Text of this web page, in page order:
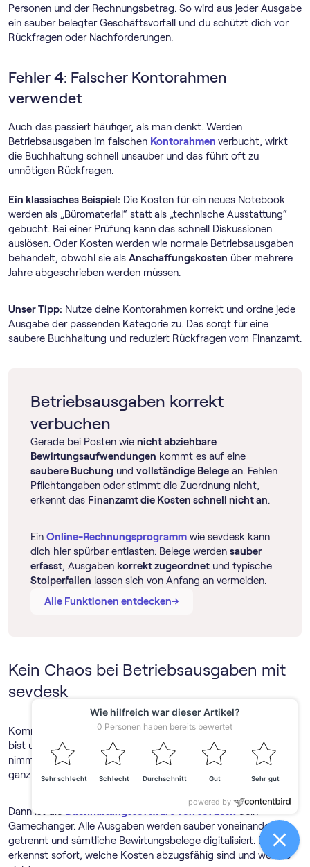
Personen und der Rechnungsbetrag. So wird aus jeder Ausgabe
ein sauber belegter Geschäftsvorfall und du schützt dich vor
Rückfragen oder Nachforderungen.
Fehler 4: Falscher Kontorahmen
verwendet
Auch das passiert häufiger, als man denkt. Werden
Betriebsausgaben im falschen Kontorahmen verbucht, wirkt
die Buchhaltung schnell unsauber und das führt oft zu
unnötigen Rückfragen.
Ein klassisches Beispiel: Die Kosten für ein neues Notebook
werden als „Büromaterial“ statt als „technische Ausstattung“
gebucht. Bei einer Prüfung kann das schnell Diskussionen
auslösen. Oder Kosten werden wie normale Betriebsausgaben
behandelt, obwohl sie als Anschaffungskosten über mehrere
Jahre abgeschrieben werden müssen.
Unser Tipp: Nutze deine Kontorahmen korrekt und ordne jede
Ausgabe der passenden Kategorie zu. Das sorgt für eine
saubere Buchhaltung und reduziert Rückfragen vom Finanzamt.
Betriebsausgaben korrekt
verbuchen
Gerade bei Posten wie nicht abziehbare
Bewirtungsaufwendungen kommt es auf eine
saubere Buchung und vollständige Belege an. Fehlen
Pflichtangaben oder stimmt die Zuordnung nicht,
erkennt das Finanzamt die Kosten schnell nicht an.
Ein Online-Rechnungs­programm wie sevdesk kann
dich hier spürbar entlasten: Belege werden sauber
erfasst, Ausgaben korrekt zugeordnet und typische
Stolperfallen lassen sich von Anfang an vermeiden.
Alle Funktionen entdecken→
→
Kein Chaos bei Betriebsausgaben mit
sevdesk
Kommt dir das bekannt vor: Du sitzt vor deinen Belegen und
bist unsicher, was abzugsfähig ist und was nicht. Die Ablage
nimmt kein Ende und du müsstest dich eigentlich um etwas
ganz anderes kümmern.
Dann ist die Buch­haltungs­software von sevdesk dein
Gamechanger. Alle Ausgaben werden sauber voneinander
getrennt und sämtliche Bewirtungsbelege digitalisiert. Du
erkennst sofort, welche Kosten abzugsfähig sind und welche